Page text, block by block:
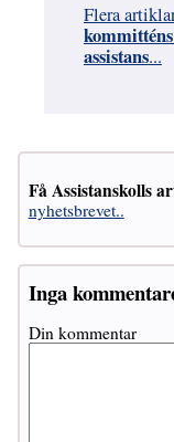
Flera
assistans...
Få Assistanskolls
nyhetsbrevet..
Inga
Din kommentar